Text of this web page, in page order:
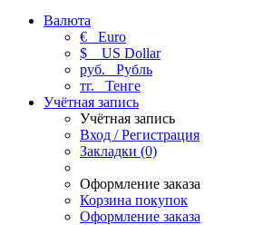
Валюта
€ Euro
$
US Dollar
руб. Рубль
тг. Тенге
Учётная запись
Учётная запись
Вход / Регистрация
Закладки (0)
Оформление заказа
Корзина покупок
Оформление заказа